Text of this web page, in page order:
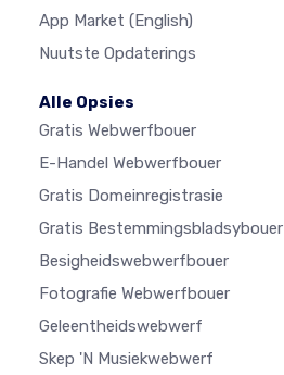
App Market (English)
Nuutste Opdaterings
Alle Opsies
Gratis Webwerfbouer
E-Handel Webwerfbouer
Gratis Domeinregistrasie
Gratis Bestemmingsbladsybouer
Besigheidswebwerfbouer
Fotografie Webwerfbouer
Geleentheidswebwerf
Skep 'n Musiekwebwerf